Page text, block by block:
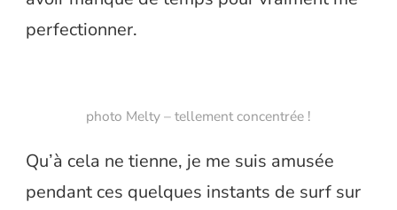
perfectionner.
photo Melty – tellement concentrée !
Qu’à cela ne tienne, je me suis amusée
pendant ces quelques instants de surf sur